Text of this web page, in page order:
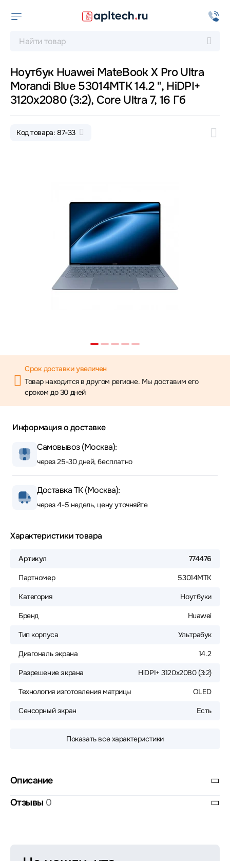
Ноутбук Huawei MateBook X Pro Ultra
Morandi Blue 53014MTK 14.2 ", HiDPI+
3120x2080 (3:2), Core Ultra 7, 16 Гб
Код товара: 87-33
Срок доставки увеличен
Товар находится в другом регионе. Мы доставим его
сроком до 30 дней
Информация о доставке
Самовывоз (Москва):
через 25-30 дней, бесплатно
Доставка ТК (Москва):
через 4-5 недель, цену уточняйте
Характеристики товара
Артикул 774476
Партномер 53014MTK
Категория Ноутбуки
Бренд Huawei
Тип корпуса Ультрабук
Диагональ экрана 14.2
Разрешение экрана HiDPI+ 3120x2080 (3:2)
Технология изготовления матрицы OLED
Сенсорный экран Есть
Показать все характеристики
Описание
Отзывы 0